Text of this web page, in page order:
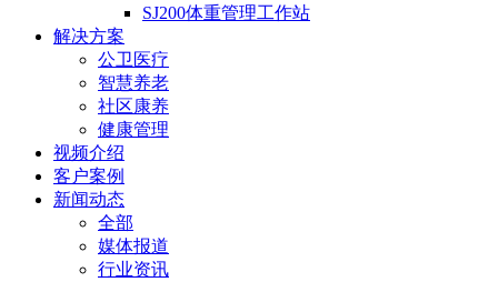
SJ200体重管理工作站
解决方案
公卫医疗
智慧养老
社区康养
健康管理
视频介绍
客户案例
新闻动态
全部
媒体报道
行业资讯